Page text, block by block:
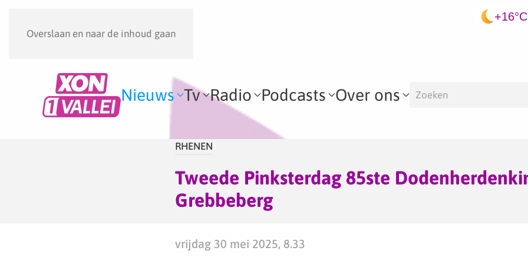
Overslaan en naar de inhoud gaan
+16°C
Nieuws Tv Radio Podcasts Over ons
RHENEN
Tweede Pinksterdag 85ste
Grebbeberg
vrijdag 30 mei 2025, 8.33